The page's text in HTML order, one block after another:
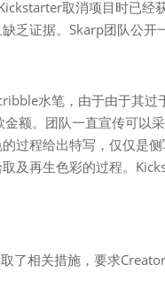
取消项目时已
乏证据。Skarp团队公
水笔，由于由于其
额。团队一直宣传可以
过程给出特写，仅仅是
及再生色彩的过程。
了相关措施，要求